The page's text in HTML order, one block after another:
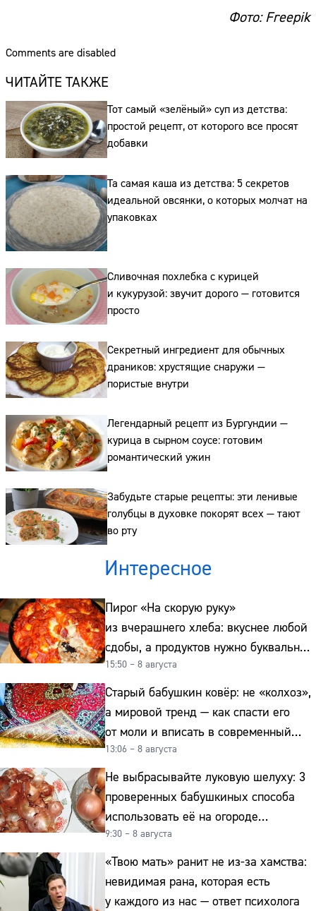
Фото: Freepik
Comments are disabled
ЧИТАЙТЕ ТАКЖЕ
Тот самый «зелёный» суп из детства:
простой рецепт, от которого все просят
добавки
Та самая каша из детства: 5 секретов
идеальной овсянки, о которых молчат на
упаковках
Сливочная похлебка с курицей
и кукурузой: звучит дорого — готовится
просто
Секретный ингредиент для обычных
драников: хрустящие снаружи —
пористые внутри
Легендарный рецепт из Бургундии —
курица в сырном соусе: готовим
романтический ужин
Забудьте старые рецепты: эти ленивые
голубцы в духовке покорят всех — тают
во рту
Интересное
Пирог «На скорую руку»
из вчерашнего хлеба: вкуснее любой
сдобы, а продуктов нужно буквально
копейки
15:50 – 8 августа
Старый бабушкин ковёр: не «колхоз»,
а мировой тренд — как спасти его
от моли и вписать в современный
интерьер
13:06 – 8 августа
Не выбрасывайте луковую шелуху: 3
проверенных бабушкиных способа
использовать её на огороде
и для здоровья этой зимой
9:30 – 8 августа
«Твою мать» ранит не из-за хамства:
невидимая рана, которая есть
у каждого из нас — ответ психолога
Сайт: